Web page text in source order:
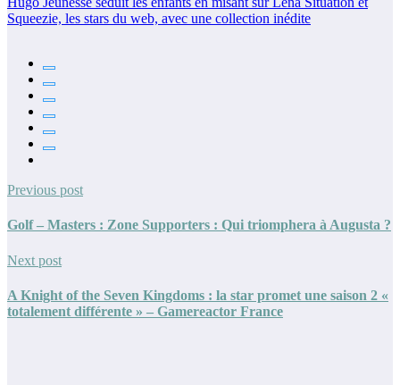
Squeezie, les stars du web, avec une collection inédite
Previous post
Golf – Masters : Zone Supporters : Qui triomphera à Augusta ?
Next post
A Knight of the Seven Kingdoms : la star promet une saison 2 «
totalement différente » – Gamereactor France